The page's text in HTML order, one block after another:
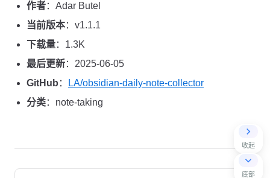
收起
底部
作者：Adar Butel
当前版本：v1.1.1
下载量：1.3K
最后更新：2025-06-05
GitHub ：
LA/obsidian-daily-note-collector
分类：note-taking
Pager